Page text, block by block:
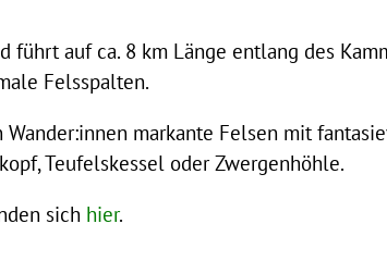
führt auf ca. 8 km Länge entlang des
Felsspalten.
Wander:innen markante Felsen mit
Teufelskessel oder Zwergenhöhle.
sich hier.